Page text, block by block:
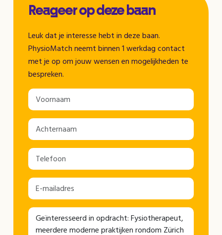
Reageer op deze baan
Leuk dat je interesse hebt in deze baan.
PhysioMatch neemt binnen 1 werkdag contact
met je op om jouw wensen en mogelijkheden te
bespreken.